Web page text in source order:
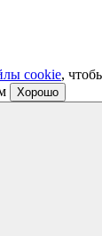
cookie,
Хорошо